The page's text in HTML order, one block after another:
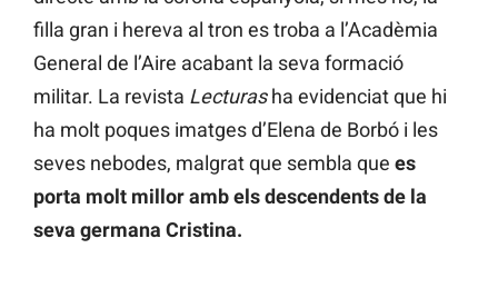
filla gran i hereva al tron es troba a l’Acadèmia
General de l’Aire acabant la seva formació
militar. La revista Lecturasha evidenciat que hi
ha molt poques imatges d’Elena de Borbó i les
seves nebodes, malgrat que sembla que es
porta molt millor amb els descendents de la
seva germana Cristina.